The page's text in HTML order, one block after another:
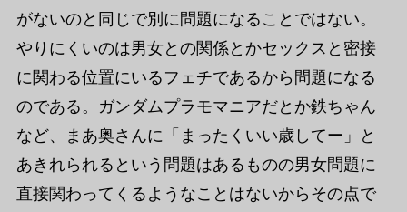
がないのと同じで別に問題になることではない。
やりにくいのは男女との関係とかセックスと密接
に関わる位置にいるフェチであるから問題になる
のである。ガンダムプラモマニアだとか鉄ちゃん
など、まあ奥さんに「まったくいい歳してー」と
あきれられるという問題はあるものの男女問題に
直接関わってくるようなことはないからその点で